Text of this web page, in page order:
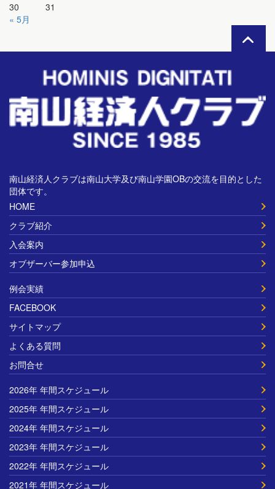
30
31
« 5月
南山経済人クラブは南山大学及び南山学園OBの交流を目的とした
団体です。
HOME
クラブ紹介
入会案内
オブザーバー参加申込
例会実績
FACEBOOK
サイトマップ
よくある質問
お問合せ
2026年 年間スケジュール
2025年 年間スケジュール
2024年 年間スケジュール
2023年 年間スケジュール
2022年 年間スケジュール
2021年 年間スケジュール